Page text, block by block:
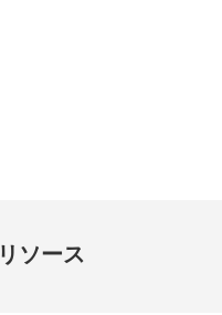
リソース